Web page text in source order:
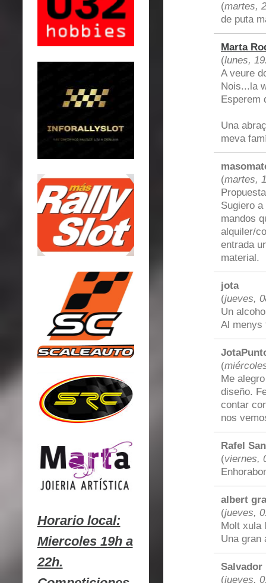
(martes,
de puta
Marta
(lunes,
A veure
Nois...la
Esperem
Una
meva
(martes,
Sugiero
mandos
alquiler/
entrada
material.
jota
(jueves,
Un
Al menys
(
Me
diseño.
contar
nos
Rafel
(viernes,
albert
(jueves,
Molt xula
Una gran
Salvador
(jueves,
Horario local:
Miercoles 19h a
22h.